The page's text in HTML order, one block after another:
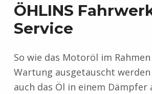
ÖHLINS
Service
So wie das Motoröl im
Wartung ausgetauscht
auch das Öl in einem Dämpfer